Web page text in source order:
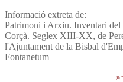
Informació extreta de:
Patrimoni i Arxiu. Inventari del
Corçà. Seglex XIII-XX, de
l'Ajuntament de la Bisbal
Fontanetum
©